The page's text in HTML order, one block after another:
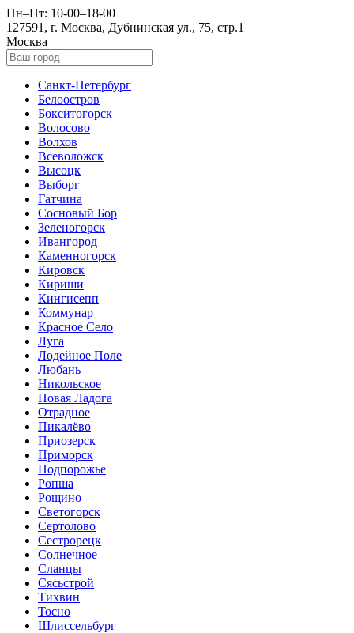
Пн–Пт: 10-00–18-00
127591, г. Москва, Дубнинская ул., 75, стр.1
Москва
Санкт-Петербург
Белоостров
Бокситогорск
Волосово
Волхов
Всеволожск
Высоцк
Выборг
Гатчина
Сосновый Бор
Зеленогорск
Ивангород
Каменногорск
Кировск
Кириши
Кингисепп
Коммунар
Красное Село
Луга
Лодейное Поле
Любань
Никольское
Новая Ладога
Отрадное
Пикалёво
Приозерск
Приморск
Подпорожье
Ропша
Рощино
Светогорск
Сертолово
Сестрорецк
Солнечное
Сланцы
Сясьстрой
Тихвин
Тосно
Шлиссельбург